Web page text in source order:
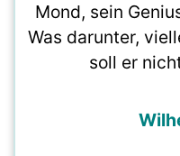
Mond, sein
Was darunter,
soll er